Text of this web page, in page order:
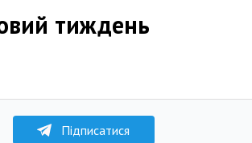
тиждень
Підписатися